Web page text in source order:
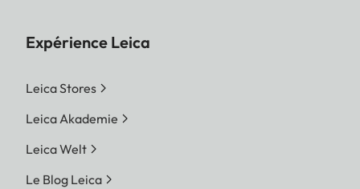
Plage de
Expérience Leica
Leica Stores
Leica Akademie
Leica Welt
Le Blog Leica